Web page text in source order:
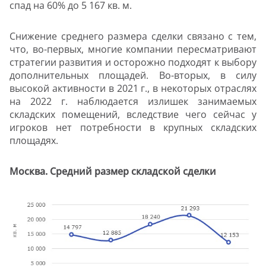
спад на 60% до 5 167 кв. м.
Снижение среднего размера сделки связано с тем,
что, во-первых, многие компании пересматривают
стратегии развития и осторожно подходят к выбору
дополнительных площадей. Во-вторых, в силу
высокой активности в 2021 г., в некоторых отраслях
на 2022 г. наблюдается излишек занимаемых
складских помещений, вследствие чего сейчас у
игроков нет потребности в крупных складских
площадях.
Москва. Средний размер складской сделки